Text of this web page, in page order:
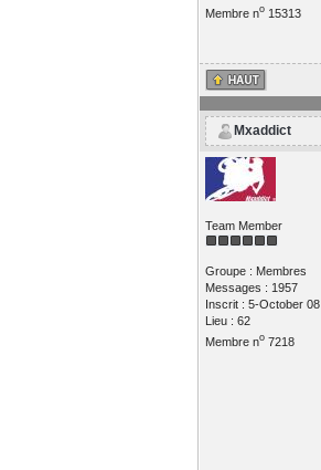
Membre no15313
Mxaddict
Team Member
Groupe : Membres
Messages : 1957
Inscrit : 5-October 08
Lieu : 62
Membre no7218